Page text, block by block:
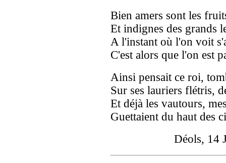
Bien amers sont les
Et indignes des grands
A l'instant où l'on voit
C'est alors que l'on est
Ainsi pensait ce roi,
Sur ses lauriers flétris,
Et déjà les vautours,
Guettaient du haut des
Déols, 14